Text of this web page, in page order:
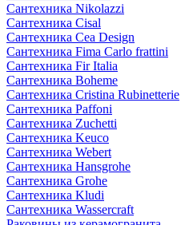
Сантехника Nikolazzi
Сантехника Cisal
Сантехника Cea Design
Сантехника Fima Carlo frattini
Сантехника Fir Italia
Сантехника Boheme
Сантехника Cristina Rubinetterie
Сантехника Paffoni
Сантехника Zuchetti
Сантехника Keuco
Сантехника Webert
Сантехника Hansgrohe
Сантехника Grohe
Сантехника Kludi
Сантехника Wassercraft